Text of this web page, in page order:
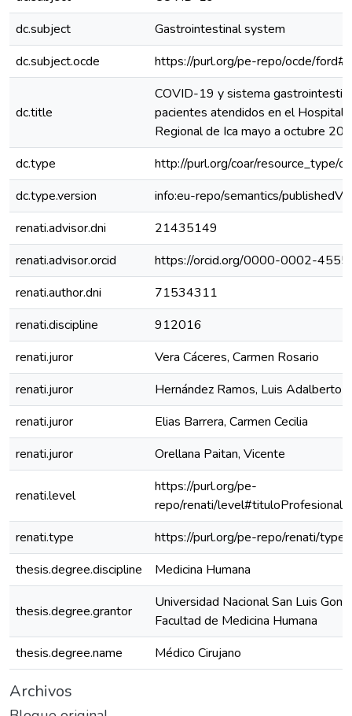
dc.subject
Gastrointestinal system
dc.subject.ocde
https://purl.org/pe-repo/ocde/
dc.title
COVID-19 y sistema
pacientes atendidos en el Hospital
Regional de Ica mayo a octubre
dc.type
http://purl.org/coar/resource_type/
dc.type.version
info:eu-repo/semantics/
renati.advisor.dni
21435149
renati.advisor.orcid
https://orcid.org/0000-0002-
renati.author.dni
71534311
renati.discipline
912016
renati.juror
Vera Cáceres, Carmen Rosario
renati.juror
Hernández Ramos, Luis Adalberto
renati.juror
Elias Barrera, Carmen Cecilia
renati.juror
Orellana Paitan, Vicente
renati.level
https://purl.org/pe-
repo/renati/level#tituloProfesional
renati.type
https://purl.org/pe-repo/renati/
thesis.degree.discipline
Medicina Humana
thesis.degree.grantor
Universidad Nacional San Luis
Facultad de Medicina Humana
thesis.degree.name
Médico Cirujano
Archivos